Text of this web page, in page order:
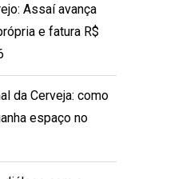
Assaí avança
e fatura R$
da Cerveja: como
espaço no